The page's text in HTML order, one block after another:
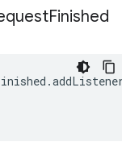
Finished
.